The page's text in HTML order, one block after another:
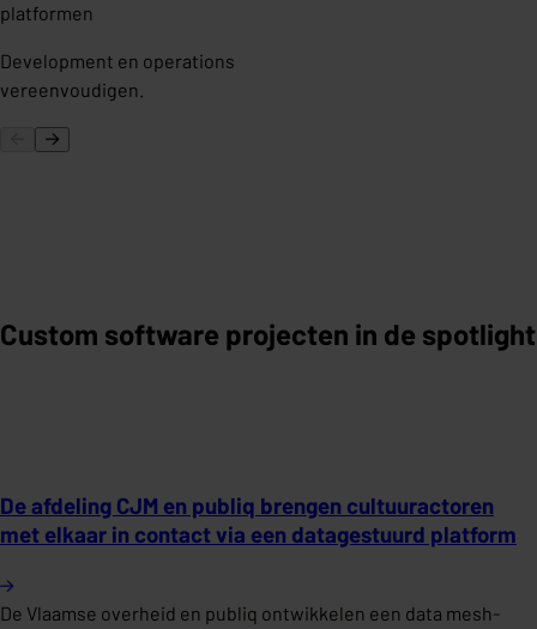
platformen
Development en operations
vereenvoudigen.
Custom software projecten in de spotlight
De afdeling CJM en publiq brengen cultuuractoren
met elkaar in contact via een datagestuurd platform
De Vlaamse overheid en publiq ontwikkelen een data mesh-